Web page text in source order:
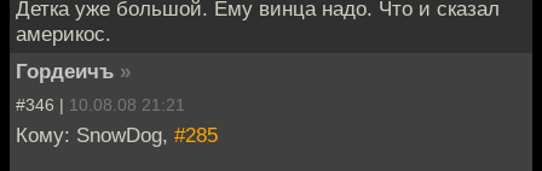
Детка уже большой. Ему винца надо. Что и сказал
америкос.
Гордеичъ »
#346 | 10.08.08 21:21
Кому: SnowDog, #285